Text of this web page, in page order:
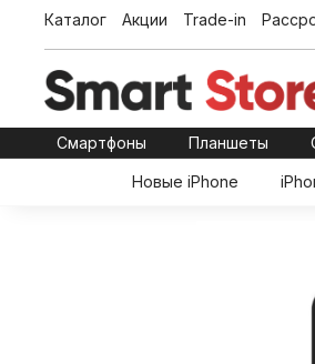
Каталог Акции Trade-in
Смартфоны Планшеты
Новые iPhone